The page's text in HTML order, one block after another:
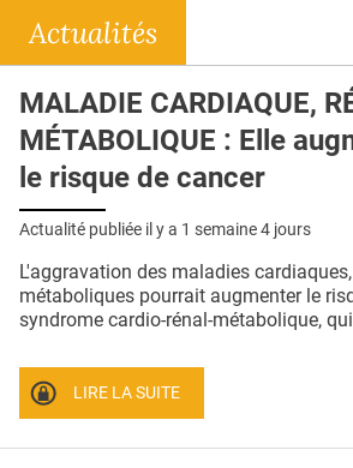
DOSSIERS
RÉSEAUX
E-REVUE SAD
THÉMA
L'APP
PUBLICITÉ
CONTACT
Actualités
MALADIE CARDIAQUE,
MÉTABOLIQUE : Elle
le risque de cancer
Actualité publiée il y a 1 semaine 4 jours
L'aggravation des maladies
métaboliques pourrait augmenter le
syndrome cardio-rénal-métabolique,
LIRE LA SUITE